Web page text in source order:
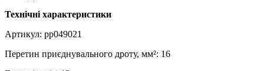
Технічні характеристики
Артикул: pp049021
Перетин приєднувального дроту, мм²: 16